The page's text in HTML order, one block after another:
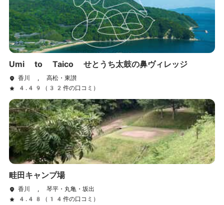
Umi to Taico せとうち太鼓の鼻ヴィレッジ
香川 , 高松・東讃
4.49（32件の口コミ）
畦田キャンプ場
香川 , 琴平・丸亀・坂出
4.48（14件の口コミ）